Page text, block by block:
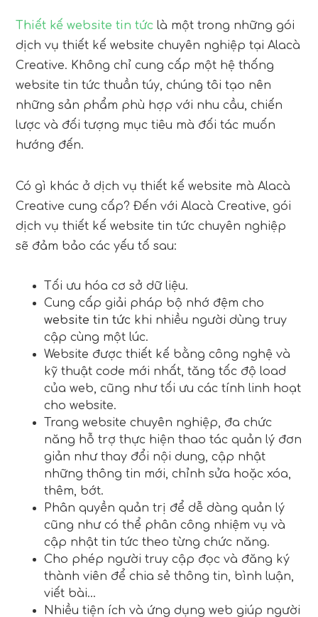
Thiết kế website tin tức là một trong những gói
dịch vụ thiết kế website chuyên nghiệp tại Alacà
Creative. Không chỉ cung cấp một hệ thống
website tin tức thuần túy, chúng tôi tạo nên
những sản phẩm phù hợp với nhu cầu, chiến
lược và đối tượng mục tiêu mà đối tác muốn
hướng đến.
Có gì khác ở dịch vụ thiết kế website mà Alacà
Creative cung cấp? Đến với Alacà Creative, gói
dịch vụ thiết kế website tin tức chuyên nghiệp
sẽ đảm bảo các yếu tố sau:
Tối ưu hóa cơ sở dữ liệu.
Cung cấp giải pháp bộ nhớ đệm cho
website tin tức khi nhiều người dùng truy
cập cùng một lúc.
Website được thiết kế bằng công nghệ và
kỹ thuật code mới nhất, tăng tốc độ load
của web, cũng như tối ưu các tính linh hoạt
cho website.
Trang website chuyên nghiệp, đa chức
năng hỗ trợ thực hiện thao tác quản lý đơn
giản như thay đổi nội dung, cập nhật
những thông tin mới, chỉnh sửa hoặc xóa,
thêm, bớt.
Phân quyền quản trị để dễ dàng quản lý
cũng như có thể phân công nhiệm vụ và
cập nhật tin tức theo từng chức năng.
Cho phép người truy cập đọc và đăng ký
thành viên để chia sẻ thông tin, bình luận,
viết bài…
Nhiều tiện ích và ứng dụng web giúp người